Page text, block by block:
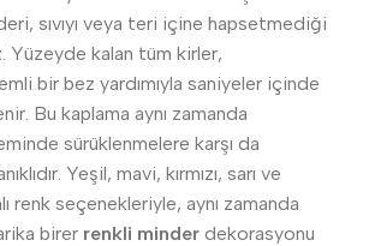
sıvıyı veya teri içine hapsetmediği
Yüzeyde kalan tüm kirler,
bir bez yardımıyla saniyeler içinde
Bu kaplama aynı zamanda
sürüklenmelere karşı da
Yeşil, mavi, kırmızı, sarı ve
renk seçenekleriyle, aynı zamanda
birer renkli minder dekorasyonu